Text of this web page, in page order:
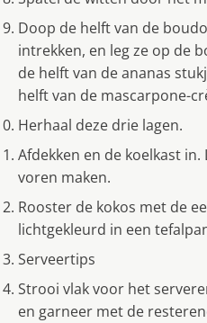
Doop de helft van de
intrekken, en leg ze op de
de helft van de ananas
helft van de mascarpone-
Herhaal deze drie lagen.
Afdekken en de koelkast
voren maken.
Rooster de kokos met de
lichtgekleurd in een
Serveertips
Strooi vlak voor het
en garneer met de